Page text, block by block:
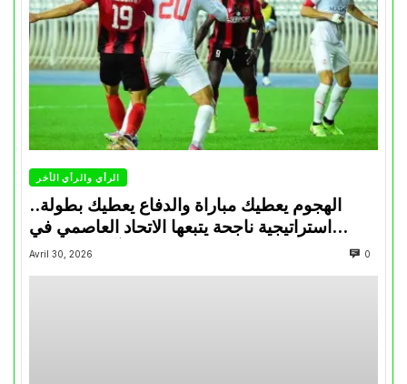
الرأي والرأي الأخر
الهجوم يعطيك مباراة والدفاع يعطيك بطولة..
استراتيجية ناجحة يتبعها الاتحاد العاصمي في
تتويجاته آخر السنوات
Avril 30, 2026 0